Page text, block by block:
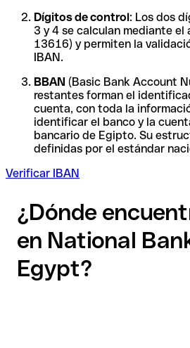
Dígitos de control: Los dos
3 y 4 se calculan mediante el
13616) y permiten la
IBAN.
BBAN (Basic Bank Account
restantes forman el
cuenta, con toda la
identificar el banco y la
bancario de Egipto. Su
definidas por el estándar
Verificar IBAN
¿Dónde
en National
Egypt?